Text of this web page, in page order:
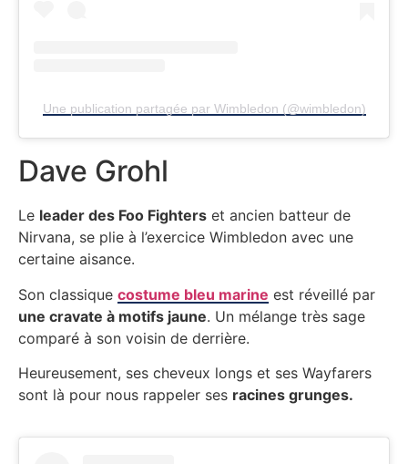
Une publication partagée par Wimbledon (@wimbledon)
Dave Grohl
Le leader des Foo Fighters et ancien batteur de
Nirvana, se plie à l’exercice Wimbledon avec une
certaine aisance.
Son classique costume bleu marine est réveillé par
une cravate à motifs jaune. Un mélange très sage
comparé à son voisin de derrière.
Heureusement, ses cheveux longs et ses Wayfarers
sont là pour nous rappeler ses racines grunges.